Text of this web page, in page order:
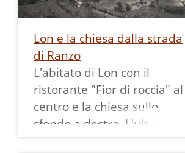
con una manovella si
pompava manualmente la
benzina.
Sul retro è annotata "ripr.
4/12/1936"
Lon e la chiesa dalla strada
di Ranzo
L'abitato di Lon con il
ristorante "Fior di roccia" al
centro e la chiesa sullo
sfondo a destra. L'ultimo
edificio prima della chiesa